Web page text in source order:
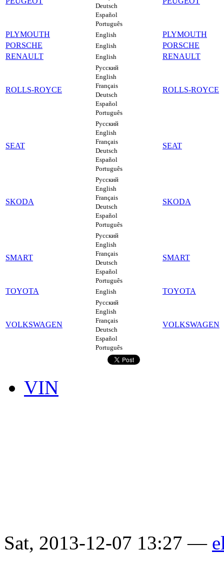
Deutsch
Español
Português
PLYMOUTH English
PLYMOUTH
PORSCHE
English
PORSCHE
RENAULT
English RENAULT
ROLLS-ROYCE
Русский
English
Français
Deutsch
Español
Português
ROLLS-ROYCE
SEAT
Русский
English
Français
Deutsch
Español
Português
SEAT
SKODA
Русский
English
Français
Deutsch
Español
Português
SKODA
SMART
Русский
English
Français
Deutsch
Español
Português
SMART
TOYOTA English TOYOTA
VOLKSWAGEN
Русский
English
Français
Deutsch
Español
Português
VOLKSWAGEN
VIN
Sat, 2013-12-07 13:27 —